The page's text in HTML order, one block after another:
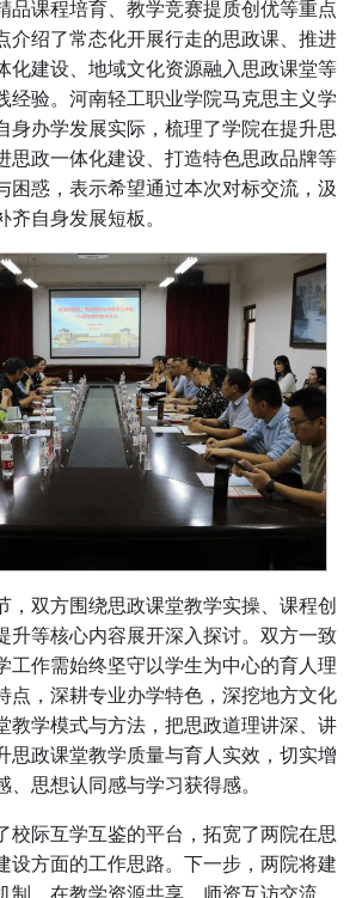
品课程培育、教学竞赛提质创优等重点
介绍了常态化开展行走的思政课、推进
化建设、地域文化资源融入思政课堂等
经验。河南轻工职业学院马克思主义学
身办学发展实际，梳理了学院在提升思
思政一体化建设、打造特色思政品牌等
困惑，表示希望通过本次对标交流，汲
齐自身发展短板。
，双方围绕思政课堂教学实操、课程创
升等核心内容展开深入探讨。双方一致
工作需始终坚守以学生为中心的育人理
点，深耕专业办学特色，深挖地方文化
教学模式与方法，把思政道理讲深、讲
思政课堂教学质量与育人实效，切实增
、思想认同感与学习获得感。
校际互学互鉴的平台，拓宽了两院在思
设方面的工作思路。下一步，两院将建